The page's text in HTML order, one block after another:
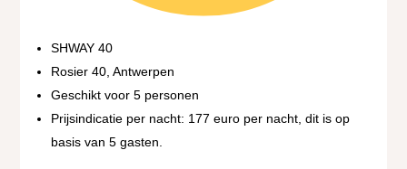
SHWAY 40
Rosier 40, Antwerpen
Geschikt voor 5 personen
Prijsindicatie per nacht: 177 euro per nacht, dit is op
basis van 5 gasten.